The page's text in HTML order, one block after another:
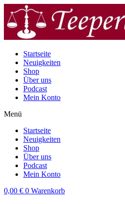
Inhalt
wechseln
Startseite
Neuigkeiten
Shop
Über uns
Podcast
Mein Konto
Menü
Startseite
Neuigkeiten
Shop
Über uns
Podcast
Mein Konto
0,00 € 0 Warenkorb